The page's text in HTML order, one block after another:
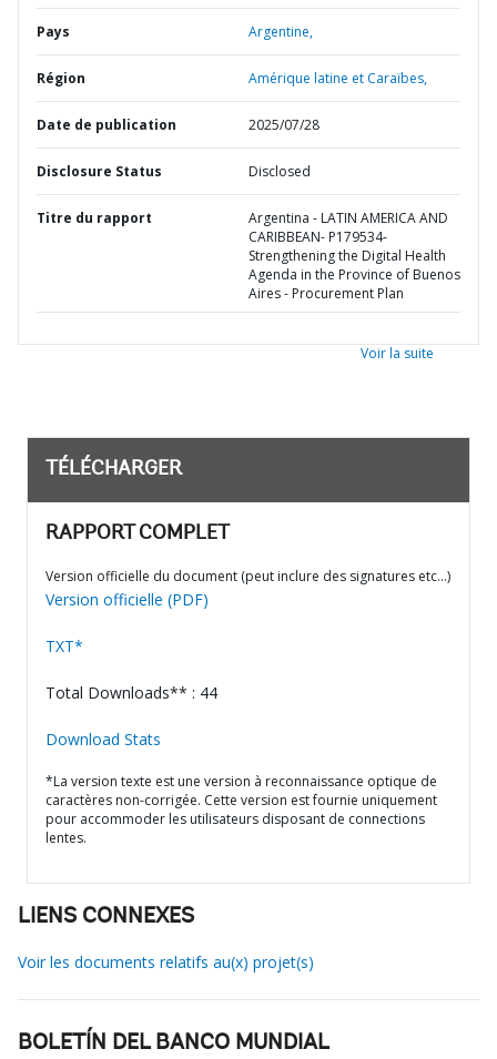
Pays Argentine,
Région Amérique latine et Caraïbes,
Date de publication 2025/07/28
Disclosure Status Disclosed
Titre du rapport
Argentina - LATIN AMERICA AND
CARIBBEAN- P179534-
Strengthening the Digital Health
Agenda in the Province of Buenos
Aires - Procurement Plan
Voir la suite
TÉLÉCHARGER
RAPPORT COMPLET
Version officielle du document (peut inclure des signatures etc…)
Version officielle (PDF)
TXT*
Total Downloads** : 44
Download Stats
*La version texte est une version à reconnaissance optique de
caractères non-corrigée. Cette version est fournie uniquement
pour accommoder les utilisateurs disposant de connections
lentes.
LIENS CONNEXES
Voir les documents relatifs au(x) projet(s)
BOLETÍN DEL BANCO MUNDIAL